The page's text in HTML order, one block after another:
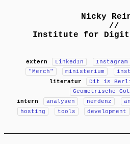
Nicky
//
Institute for
extern LinkedIn Instagram
"Merch"
ministerium
literatur
Dit is
Geometrische
intern
analysen nerdenz
hosting
tools development